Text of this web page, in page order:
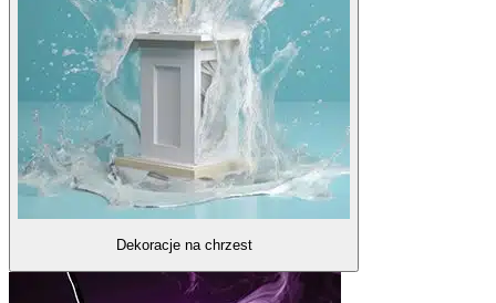
Dekoracje na chrzest